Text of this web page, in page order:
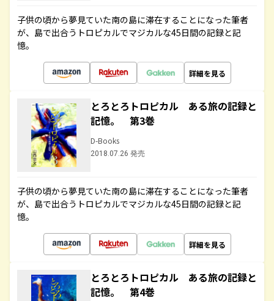
子供の頃から夢見ていた南の島に滞在することになった筆者
が、島で出合うトロピカルでマジカルな45日間の記録と記
憶。
詳細を見る
とろとろトロピカル ある旅の記録と
記憶。 第3巻
D-Books
2018.07.26 発売
子供の頃から夢見ていた南の島に滞在することになった筆者
が、島で出合うトロピカルでマジカルな45日間の記録と記
憶。
詳細を見る
とろとろトロピカル ある旅の記録と
記憶。 第4巻